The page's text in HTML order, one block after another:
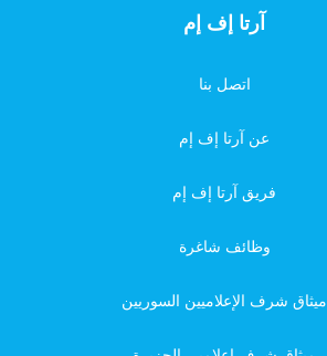
آرتا إف إم
اتصل بنا
عن آرتا إف إم
فريق آرتا إف إم
وظائف شاغرة
ميثاق شرف الإعلاميين السوريين